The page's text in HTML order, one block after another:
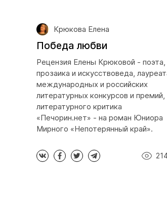
Крюкова Елена
Победа любви
Рецензия Елены Крюковой - поэта,
прозаика и искусствоведа,
международных и российских
литературных конкурсов и премий,
литературного критика
«Печорин.нет» - на роман Юниора
Мирного «Непотерянный край».